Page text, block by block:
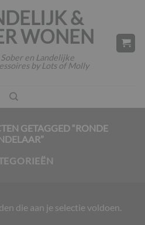
&
WONEN
en Landelijke
by Lots of Molly
GETAGGED “RONDE
die aan je selectie voldoen.